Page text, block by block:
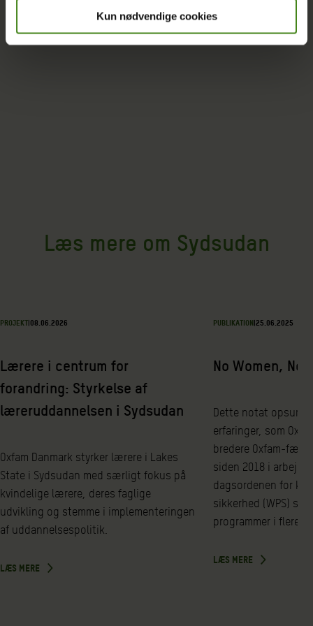
Kun nødvendige cookies
Læs mere om Sydsudan
PROJEKT|08.06.2026
Lærere i centrum for
forandring: Styrkelse af
læreruddannelsen i Sydsudan
Oxfam Danmark styrker lærere i Lakes
State i Sydsudan med særligt fokus på
kvindelige lærere, deres faglige
udvikling og stemme i implementeringen
af uddannelsespolitik.
LÆS MERE
PUBLIKATION|25.06.2025
No Women, No
Dette notat
erfaringer, som
bredere Oxfam-
siden 2018 i
dagsordenen for
sikkerhed (WPS)
programmer i flere
LÆS MERE